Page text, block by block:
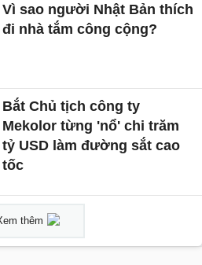
Vì sao người Nhật Bản thích
đi nhà tắm công cộng?
Bắt Chủ tịch công ty
Mekolor từng 'nổ' chi trăm
tỷ USD làm đường sắt cao
tốc
thêm